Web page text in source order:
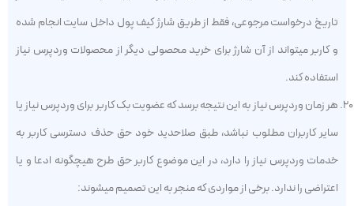
تاریخ درخواست مرجوعی، فقط از طریق شارژ کیف پول داخل سایت انجام شده
و کاربر میتواند از آن شارژ برای خرید محصولی دیگر از محصولات وردپرس نیاز
استفاده کند.
هر زمان وردپرس نیاز به این نتیجه برسد که عضویت بک کاربر برای وردپرس نیاز یا
سایر کاربران مطلوب نباشد، طبق صلاحدید خود حق حذف دسترسی کاربر به
خدمات وردپرس نیاز را دارد، در این موضوع کاربر حق طرح هیچگونه ادعا و یا
اعتراضی را ندارد. برخی از مواردی که منجر به این تصمیم میشوند: